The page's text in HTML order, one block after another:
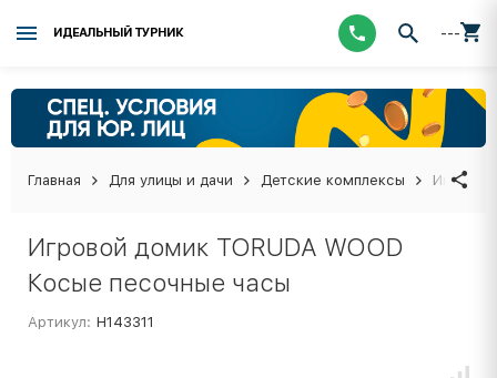
ИДЕАЛЬНЫЙ ТУРНИК ---
Главная Для улицы и дачи Детские комплексы Игровой
Игровой домик TORUDA WOOD
Косые песочные часы
Артикул: Н143311